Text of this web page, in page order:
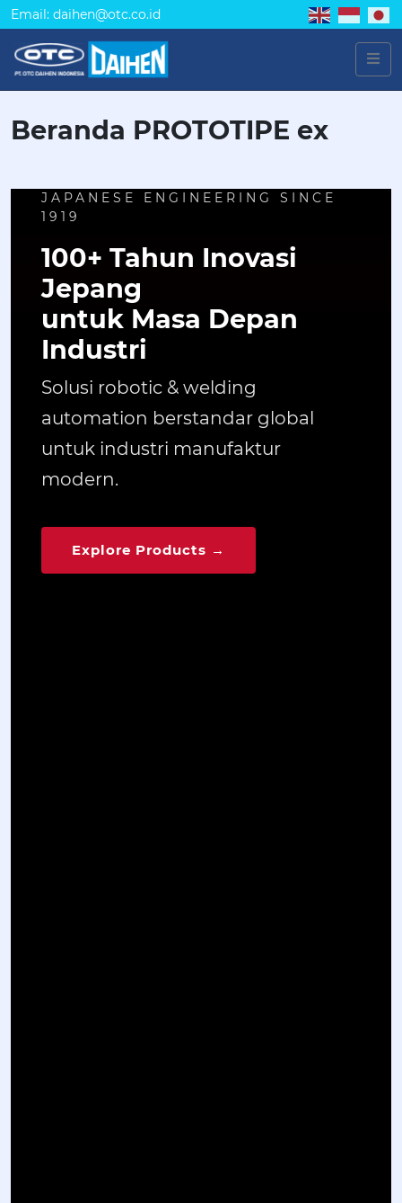
Email: daihen@otc.co.id
Beranda PROTOTIPE ex
JAPANESE ENGINEERING SINCE
1919
100+ Tahun Inovasi
Jepang
untuk Masa Depan
Industri
Solusi robotic & welding
automation berstandar global
untuk industri manufaktur
modern.
Explore Products →